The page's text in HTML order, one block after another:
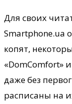
Для своих
Smartphone.ua
копят,
«DomComfort»
даже без
расписаны на